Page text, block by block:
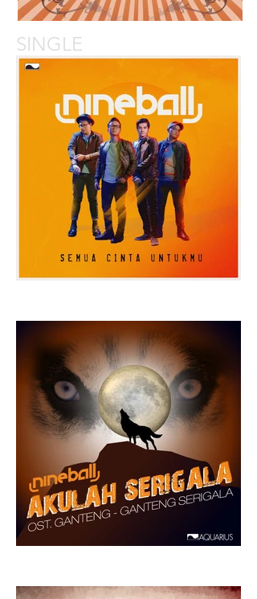
SINGLE